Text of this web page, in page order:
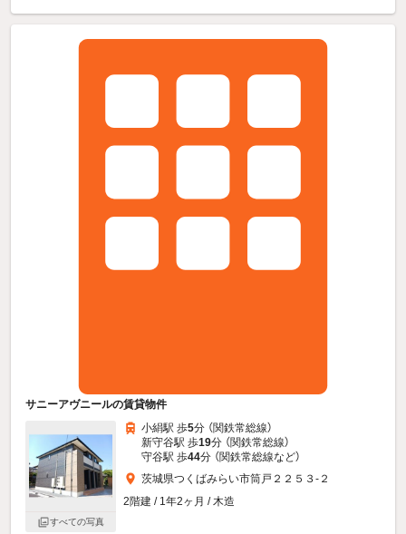
サニーアヴニールの賃貸物件
すべての写真
小絹駅 歩5分 （関鉄常総線）
新守谷駅 歩19分 （関鉄常総線）
守谷駅 歩44分 （関鉄常総線など）
茨城県つくばみらい市筒戸２２５３-２
2階建 / 1年2ヶ月 / 木造